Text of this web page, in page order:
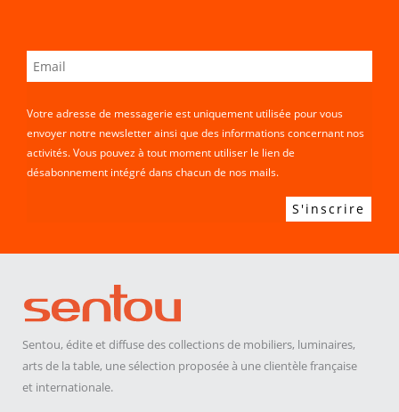
Votre adresse de messagerie est uniquement utilisée pour vous
envoyer notre newsletter ainsi que des informations concernant nos
activités. Vous pouvez à tout moment utiliser le lien de
désabonnement intégré dans chacun de nos mails.
Sentou, édite et diffuse des collections de mobiliers, luminaires,
arts de la table, une sélection proposée à une clientèle française
et internationale.